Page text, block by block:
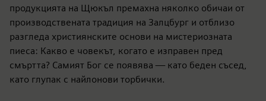
продукцията на Щюкъл премахна няколко обичаи от
производствената традиция на Залцбург и отблизо
разгледа християнските основи на мистериозната
пиеса: Какво е човекът, когато е изправен пред
смъртта? Самият Бог се появява — като беден съсед,
като глупак с найлонови торбички.